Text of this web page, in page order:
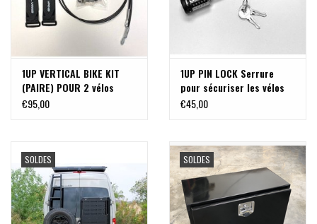
1UP VERTICAL BIKE KIT
(PAIRE) POUR 2 vélos
€95,00
1UP PIN LOCK Serrure
pour sécuriser les vélos
sur une rail 1UP
€45,00
SOLDES SOLDES